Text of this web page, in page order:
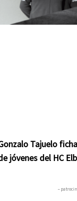
Tajuelo
jóvenes del HC
–